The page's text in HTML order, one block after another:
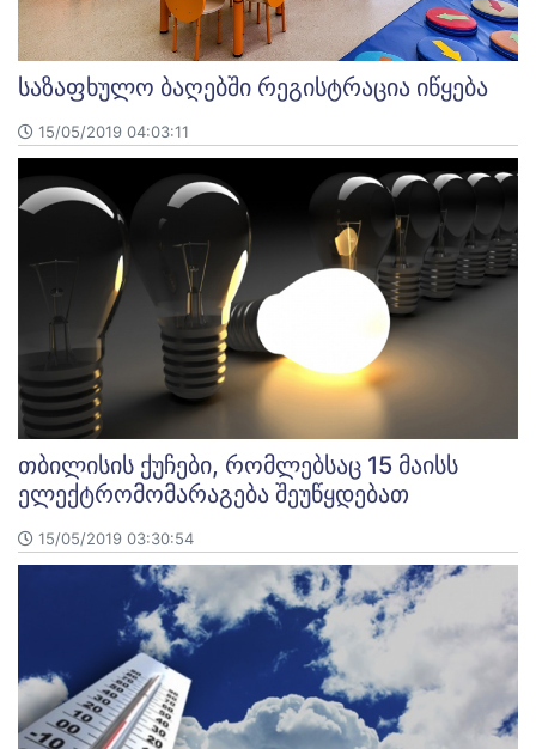
საზაფხულო ბაღებში რეგისტრაცია იწყება
15/05/2019 04:03:11
თბილისის ქუჩები, რომლებსაც 15 მაისს
ელექტრომომარაგება შეუწყდებათ
15/05/2019 03:30:54